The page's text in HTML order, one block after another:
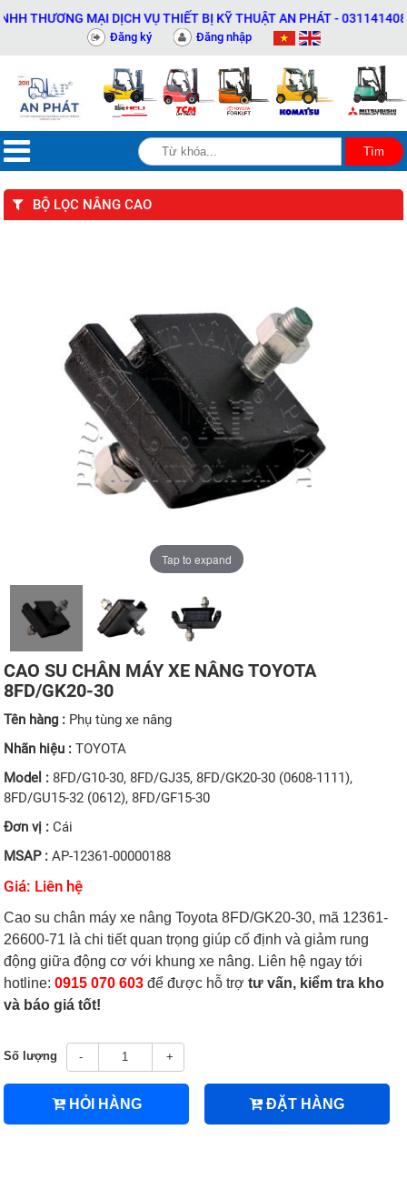
MẠI DỊCH VỤ THIẾT BỊ KỸ THUẬT AN PHÁT - 0311414081
Đăng ký Đăng nhập
BỘ LỌC NÂNG CAO
Tap to expand
CAO SU CHÂN MÁY XE NÂNG TOYOTA
8FD/GK20-30
Tên hàng : Phụ tùng xe nâng
Nhãn hiệu :TOYOTA
Model : 8FD/G10-30, 8FD/GJ35, 8FD/GK20-30 (0608-1111),
8FD/GU15-32 (0612), 8FD/GF15-30
Đơn vị :Cái
MSAP :AP-12361-00000188
Giá: Liên hệ
Cao su chân máy xe nâng Toyota 8FD/GK20-30, mã 12361-
26600-71 là chi tiết quan trọng giúp cố định và giảm rung
động giữa động cơ với khung xe nâng. Liên hệ ngay tới
hotline:0915 070 603 để được hỗ trợtư vấn, kiểm tra kho
và báo giá tốt!
Số lượng - +
HỎI HÀNG ĐẶT HÀNG